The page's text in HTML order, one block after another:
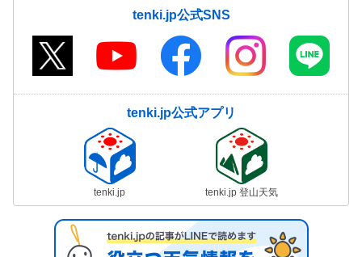
tenki.jp公式SNS
tenki.jp公式アプリ
tenki.jp tenki.jp 登山天気